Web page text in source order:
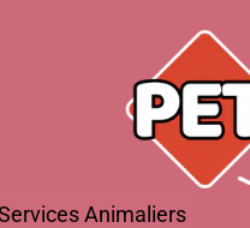
Animaliers